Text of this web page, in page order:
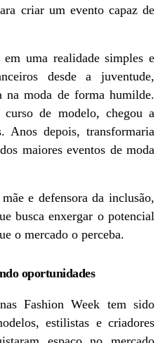
criar um evento capaz de
uma realidade simples e
desde a juventude,
moda de forma humilde.
de modelo, chegou a
Anos depois, transformaria
maiores eventos de moda
e defensora da inclusão,
busca enxergar o potencial
o mercado o perceba.
oportunidades
Fashion Week tem sido
estilistas e criadores